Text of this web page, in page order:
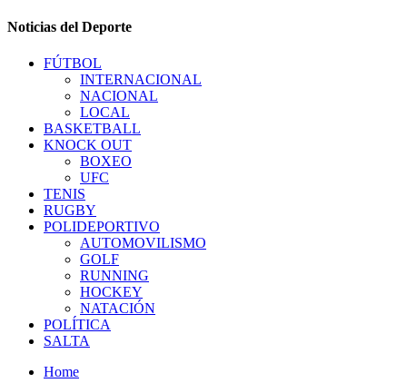
Noticias del Deporte
FÚTBOL
INTERNACIONAL
NACIONAL
LOCAL
BASKETBALL
KNOCK OUT
BOXEO
UFC
TENIS
RUGBY
POLIDEPORTIVO
AUTOMOVILISMO
GOLF
RUNNING
HOCKEY
NATACIÓN
POLÍTICA
SALTA
Home